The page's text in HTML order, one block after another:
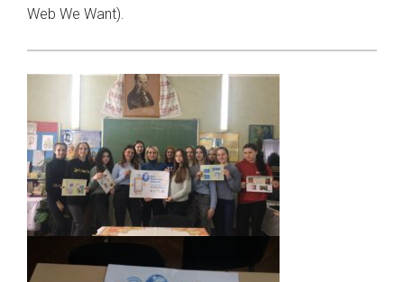
Web We Want).